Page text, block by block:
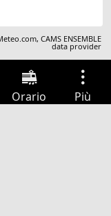
,CAMS ENSEMBLE
data provider
Orario Più